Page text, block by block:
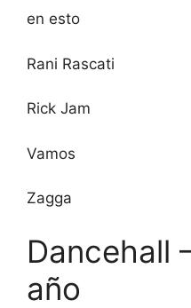
en esto
Rani Rascati
Rick Jam
Vamos
Zagga
Dancehall
año